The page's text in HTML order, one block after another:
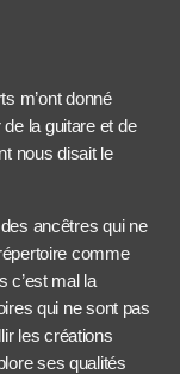
m’ont donné
la guitare et de
nous disait le
ancêtres qui ne
comme
c’est mal la
qui ne sont pas
les créations
ses qualités